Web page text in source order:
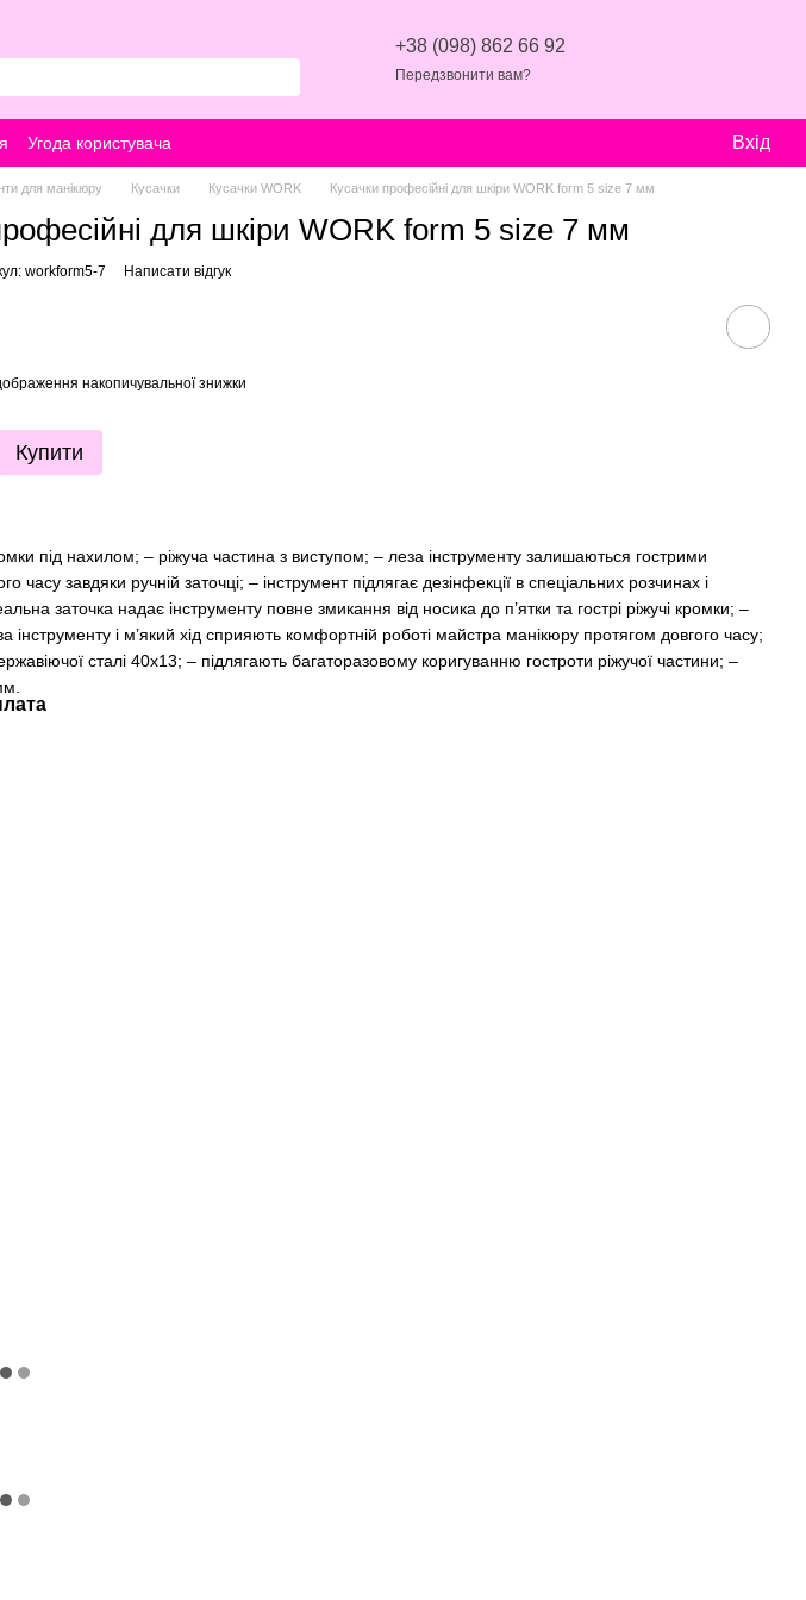
+38 (098) 862 66 92
Передзвонити вам?
Угода користувача Вхід
для манікюру Кусачки Кусачки WORK Кусачки професійні для шкіри WORK form 5 size 7 мм
для шкіри WORK form 5 size 7 мм
workform5-7 Написати відгук
накопичувальної знижки
Купити
під нахилом; – ріжуча частина з виступом; – леза інструменту залишаються гострими
часу завдяки ручній заточці; – інструмент підлягає дезінфекції в спеціальних розчинах і
заточка надає інструменту повне змикання від носика до п’ятки та гострі ріжучі кромки; –
інструменту і м’який хід сприяють комфортній роботі майстра манікюру протягом довгого часу;
сталі 40х13; – підлягають багаторазовому коригуванню гостроти ріжучої частини; –